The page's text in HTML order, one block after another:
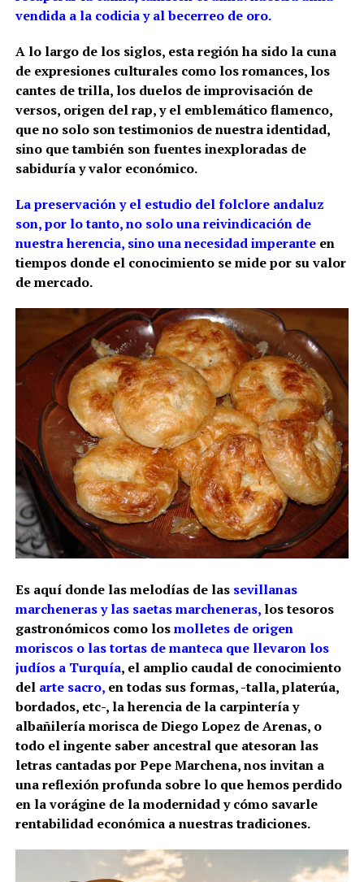
vendida a la codicia y al becerreo de oro.
A lo largo de los siglos, esta región ha sido la cuna
de expresiones culturales como los romances, los
cantes de trilla, los duelos de improvisación de
versos, origen del rap, y el emblemático flamenco,
que no solo son testimonios de nuestra identidad,
sino que también son fuentes inexploradas de
sabiduría y valor económico.
La preservación y el estudio del folclore andaluz
son, por lo tanto, no solo una reivindicación de
nuestra herencia, sino una necesidad imperanteen
tiempos donde el conocimiento se mide por su valor
de mercado.
Es aquí donde las melodías de las sevillanas
marcheneras y las saetas marcheneras,los tesoros
gastronómicos como losmolletes de origen
moriscos o las tortas de manteca que llevaron los
judíos a Turquía, el amplio caudal de conocimiento
del arte sacro,en todas sus formas, -talla, platerúa,
bordados, etc-, la herencia de la carpintería y
albañilería morisca de Diego Lopez de Arenas, o
todo el ingente saber ancestral que atesoran las
letras cantadas por Pepe Marchena, nos invitan a
una reflexión profunda sobre lo que hemos perdido
en la vorágine de la modernidad y cómo savarle
rentabilidad económica a nuestras tradiciones.